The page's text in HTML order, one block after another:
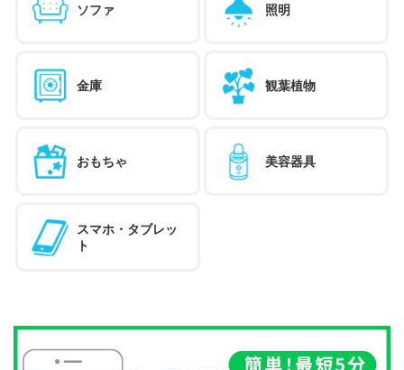
ソファ 照明
金庫 観葉植物
おもちゃ 美容器具
スマホ・タブレッ
ト